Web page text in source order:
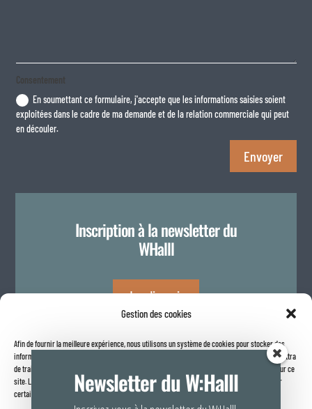
Gestion des cookies
Afin de fournir la meilleure expérience, nous utilisons un système de cookies pour stocker des
informations sur votre navigateur internet. Le fait de consentir à ces technologies nous permettra
de traiter des données telles que le comportement de navigation ou les identifiants uniques sur ce
site. Le fait de ne pas consentir ou de retirer son consentement peut avoir un effet négatif sur
certaines caractéristiques et fonctions.
Consentement
En soumettant ce formulaire, j'accepte que les informations saisies soient
exploitées dans le cadre de ma demande et de la relation commerciale qui peut
en découler.
Envoyer
Inscription à la newsletter du
WHalll
Je m'inscris
Newsletter du W:Halll